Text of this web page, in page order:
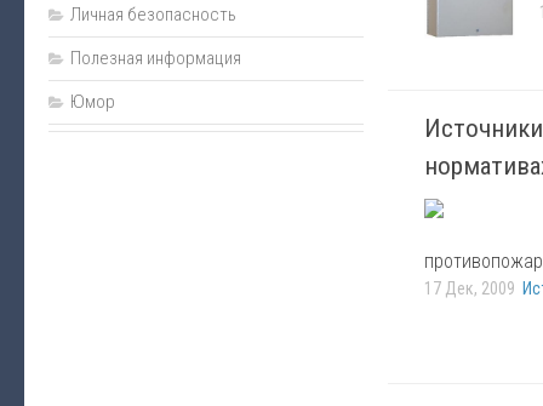
17 Дек, 2009
Личная безопасность
Полезная информация
Юмор